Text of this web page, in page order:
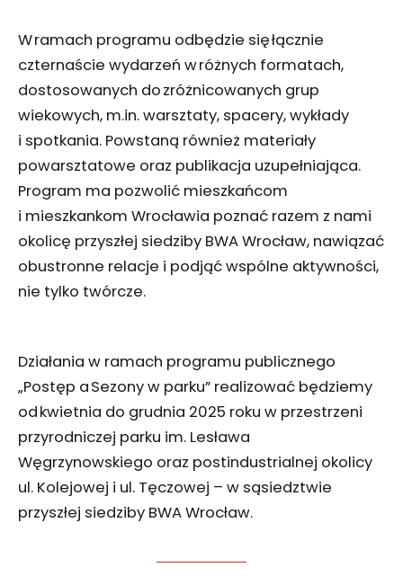
W ramach programu odbędzie się łącznie
czternaście wydarzeń w różnych formatach,
dostosowanych do zróżnicowanych grup
wiekowych, m.in. warsztaty, spacery, wykłady
i spotkania. Powstaną również materiały
powarsztatowe oraz publikacja uzupełniająca.
Program ma pozwolić mieszkańcom
i mieszkankom Wrocławia poznać razem z nami
okolicę przyszłej siedziby BWA Wrocław, nawiązać
obustronne relacje i podjąć wspólne aktywności,
nie tylko twórcze.
Działania w ramach programu publicznego
„Postęp a Sezony w parku” realizować będziemy
od kwietnia do grudnia 2025 roku w przestrzeni
przyrodniczej parku im. Lesława
Węgrzynowskiego oraz postindustrialnej okolicy
ul. Kolejowej i ul. Tęczowej – w sąsiedztwie
przyszłej siedziby BWA Wrocław.